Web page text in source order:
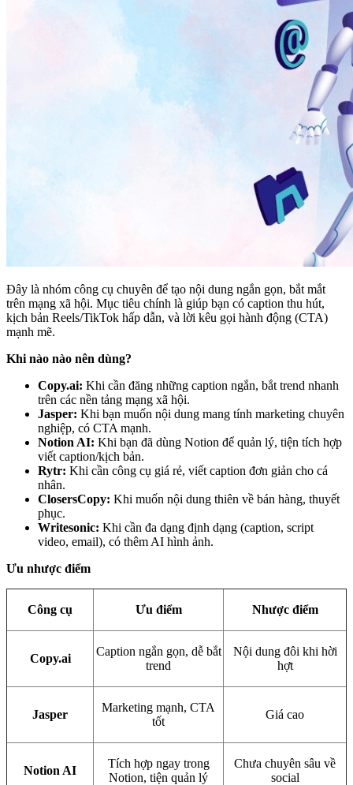
Đây là nhóm công cụ chuyên để tạo nội dung ngắn gọn, bắt mắt
trên mạng xã hội. Mục tiêu chính là giúp bạn có caption thu hút,
kịch bản Reels/TikTok hấp dẫn, và lời kêu gọi hành động (CTA)
mạnh mẽ.
Khi nào nào nên dùng?
Copy.ai: Khi cần đăng những caption ngắn, bắt trend nhanh
trên các nền tảng mạng xã hội.
Jasper: Khi bạn muốn nội dung mang tính marketing chuyên
nghiệp, có CTA mạnh.
Notion AI: Khi bạn đã dùng Notion để quản lý, tiện tích hợp
viết caption/kịch bản.
Rytr: Khi cần công cụ giá rẻ, viết caption đơn giản cho cá
nhân.
ClosersCopy: Khi muốn nội dung thiên về bán hàng, thuyết
phục.
Writesonic: Khi cần đa dạng định dạng (caption, script
video, email), có thêm AI hình ảnh.
Ưu nhược điểm
Công cụ Ưu điểm Nhược điểm
Copy.ai
Caption ngắn gọn, dễ bắt
trend
Nội dung đôi khi hời
hợt
Jasper
Marketing mạnh, CTA
tốt
Giá cao
Notion AI
Tích hợp ngay trong
Notion, tiện quản lý
Chưa chuyên sâu về
social